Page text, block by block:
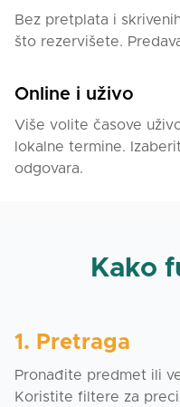
Bez pretplata i
što rezervišete.
Online i uživo
Više volite časove
lokalne termine.
odgovara.
Kako
1. Pretraga
Pronađite predmet ili
Koristite filtere za